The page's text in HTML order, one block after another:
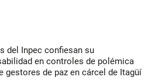
del Inpec confiesan su
en controles de polémica
gestores de paz en cárcel de Itagüí